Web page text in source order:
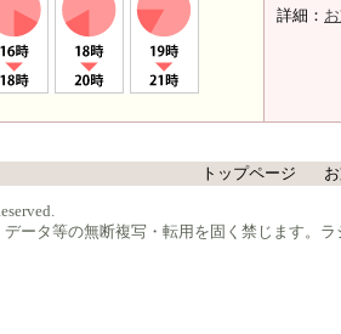
詳細：
トップページ
ータ等の無断複写・転用を固く禁じます。